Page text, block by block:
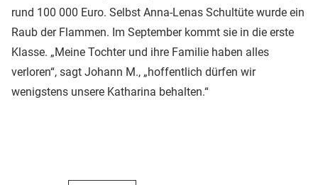
rund 100 000 Euro. Selbst Anna-Lenas Schultüte wurde ein
Raub der Flammen. Im September kommt sie in die erste
Klasse. „Meine Tochter und ihre Familie haben alles
verloren“, sagt Johann M., „hoffentlich dürfen wir
wenigstens unsere Katharina behalten.“